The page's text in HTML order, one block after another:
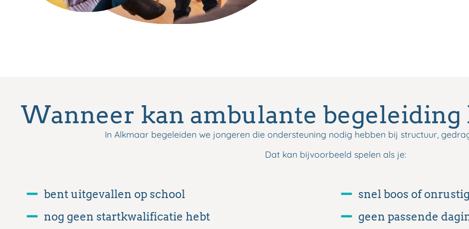
Wanneer kan ambulante begeleiding
In Alkmaar begeleiden we jongeren die ondersteuning nodig hebben bij structuur,
Dat kan bijvoorbeeld spelen als je:
bent uitgevallen op school
nog geen startkwalificatie hebt
snel boos of
geen passende